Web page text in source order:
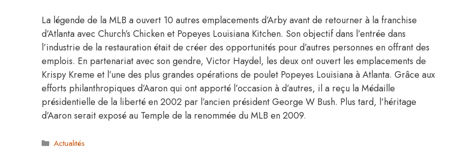
La légende de la MLB a ouvert 10 autres emplacements d’Arby avant de retourner à la franchise
d’Atlanta avec Church’s Chicken et Popeyes Louisiana Kitchen. Son objectif dans l’entrée dans
l’industrie de la restauration était de créer des opportunités pour d’autres personnes en offrant des
emplois. En partenariat avec son gendre, Victor Haydel, les deux ont ouvert les emplacements de
Krispy Kreme et l’une des plus grandes opérations de poulet Popeyes Louisiana à Atlanta. Grâce aux
efforts philanthropiques d’Aaron qui ont apporté l’occasion à d’autres, il a reçu la Médaille
présidentielle de la liberté en 2002 par l’ancien président George W Bush. Plus tard, l’héritage
d’Aaron serait exposé au Temple de la renommée du MLB en 2009.
Catégories
Actualités